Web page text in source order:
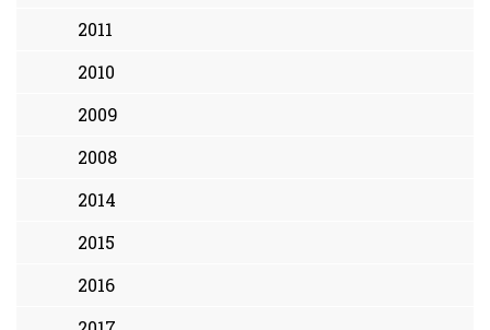
2011
2010
2009
2008
2014
2015
2016